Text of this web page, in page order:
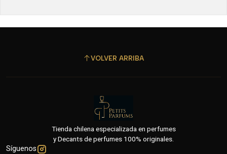
VOLVER ARRIBA
Tienda chilena especializada en perfumes
y Decants de perfumes 100% originales.
Síguenos